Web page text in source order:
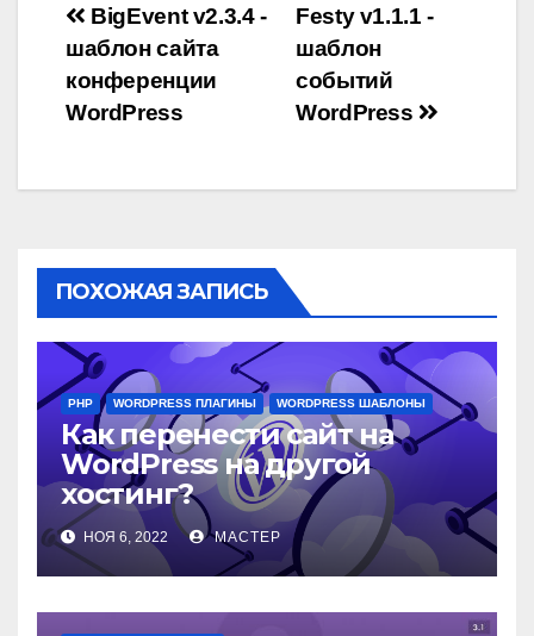
Навигация
по
записям
Festy v1.1.1 -
шаблон
событий
WordPress
BigEvent v2.3.4 -
шаблон сайта
конференции
WordPress
ПОХОЖАЯ ЗАПИСЬ
PHP WORDPRESS ПЛАГИНЫ WORDPRESS ШАБЛОНЫ
Как перенести сайт на
WordPress на другой
хостинг?
НОЯ 6, 2022 МАСТЕР